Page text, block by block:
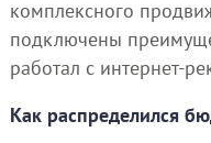
комплексного
подключены
работал с интернет-
Как распределился